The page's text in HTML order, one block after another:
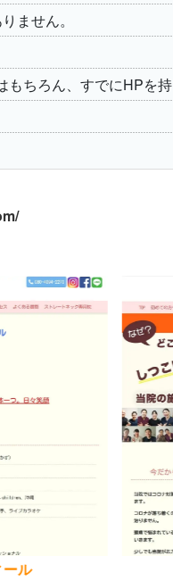
ません。
ちろん、すでにHPを